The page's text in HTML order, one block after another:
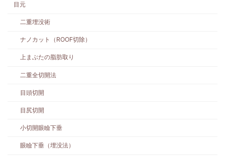
目元
二重埋没術
ナノカット（ROOF切除）
上まぶたの脂肪取り
二重全切開法
目頭切開
目尻切開
小切開眼瞼下垂
眼瞼下垂（埋没法）